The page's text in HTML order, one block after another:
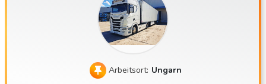
Arbeitsort: Ungarn